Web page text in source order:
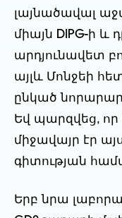
լայնածավալ
միայն DIPG-ի և
արդյունավետ
այլև Մոնջեի
ընկած
Եվ պարզվեց,
միջավայր էր
գիտության
Երբ նրա